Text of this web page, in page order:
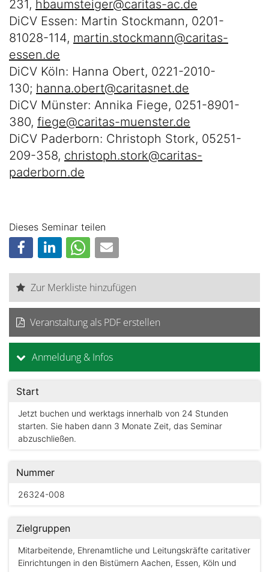
231, hbaumsteiger@caritas-ac.de
DiCV Essen: Martin Stockmann, 0201-
81028-114, martin.stockmann@caritas-
essen.de
DiCV Köln: Hanna Obert, 0221-2010-
130; hanna.obert@caritasnet.de
DiCV Münster: Annika Fiege, 0251-8901-
380, fiege@caritas-muenster.de
DiCV Paderborn: Christoph Stork, 05251-
209-358, christoph.stork@caritas-
paderborn.de
Dieses Seminar teilen
Zur Merkliste hinzufügen
Veranstaltung als PDF erstellen
Anmeldung & Infos
Start
Jetzt buchen und werktags innerhalb von 24 Stunden
starten. Sie haben dann 3 Monate Zeit, das Seminar
abzuschließen.
Nummer
26324-008
Zielgruppen
Mitarbeitende, Ehrenamtliche und Leitungskräfte caritativer
Einrichtungen in den Bistümern Aachen, Essen, Köln und